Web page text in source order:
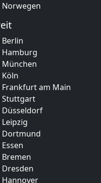
Norwegen
Hamburg
München
Frankfurt am Main
Stuttgart
Düsseldorf
Dortmund
Hannover